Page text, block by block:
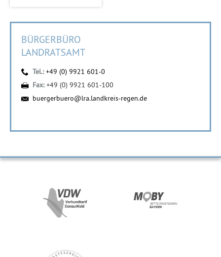
BÜRGERBÜRO
LANDRATSAMT
Tel.:+49 (0) 9921 601-0
Fax:+49 (0) 9921 601-100
buergerbuero@lra.landkreis-regen.de